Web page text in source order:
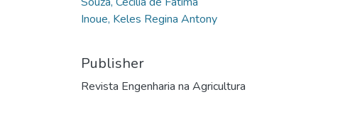
Inoue, Keles Regina Antony
Publisher
Revista Engenharia na Agricultura